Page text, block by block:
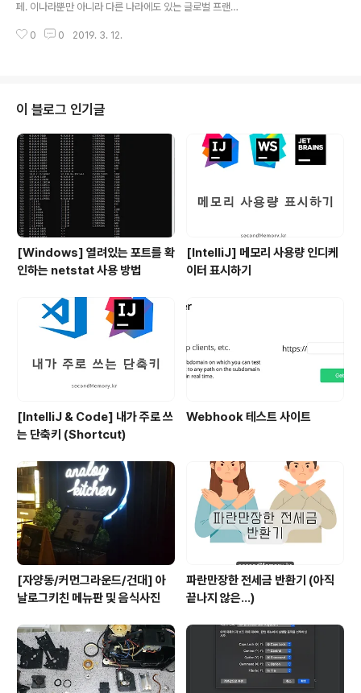
페. 이나라뿐만 아니라 다른 나라에도 있는 글로벌 프랜차
먹고 근처에 있는 짜뚜짝 시장에 갈까 했는데 귀찮아서 패
원) 42. Spagetti Vongole (260바트, 약 9,000원) 37.
Pizza Italian Sausage (얼마더라;) 73. Grilled Impo
rted Wagyu Sirloin Steak (890바트, 약 31,000원)1
5. Calamari Fri..
0 0 2019. 3. 12.
이 블로그 인기글
[Windows] 열려있는 포트를 확
인하는 netstat 사용 방법
[IntelliJ] 메모리 사용량 인디케
이터 표시하기
[IntelliJ & Code] 내가 주로 쓰
는 단축키 (Shortcut)
Webhook 테스트 사이트
[자양동/커먼그라운드/건대] 아
날로그키친 메뉴판 및 음식사진
파란만장한 전세금 반환기 (아직
끝나지 않은...)